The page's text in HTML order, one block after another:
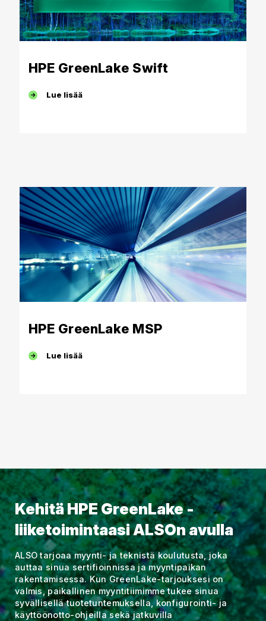
HPE GreenLake Swift
Lue lisää
HPE GreenLake MSP
Lue lisää
Kehitä HPE GreenLake -
liiketoimintaasi ALSOn avulla
ALSO tarjoaa myynti- ja teknistä koulutusta, joka
auttaa sinua sertifioinnissa ja myyntipaikan
rakentamisessa. Kun GreenLake-tarjouksesi on
valmis, paikallinen myyntitiimimme tukee sinua
syvällisellä tuotetuntemuksella, konfigurointi- ja
käyttöönotto-ohjeilla sekä jatkuvilla